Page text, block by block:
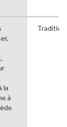
la
à